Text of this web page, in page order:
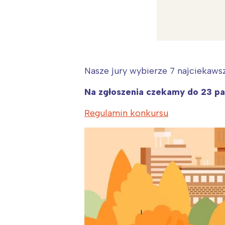
Nasze jury wybierze 7
Na zgłoszenia czekamy do 23
Regulamin konkursu